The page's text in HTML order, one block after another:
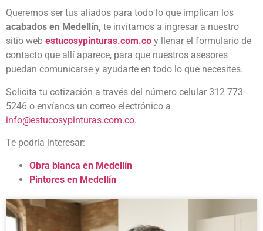
Queremos ser tus aliados para todo lo que implican los
acabados en Medellín, te invitamos a ingresar a nuestro
sitio web estucosypinturas.com.co y llenar el formulario de
contacto que allí aparece, para que nuestros asesores
puedan comunicarse y ayudarte en todo lo que necesites.
Solicita tu cotización a través del número celular 312 773
5246 o envíanos un correo electrónico a
info@estucosypinturas.com.co.
Te podría interesar:
Obra blanca en Medellín
Pintores en Medellín